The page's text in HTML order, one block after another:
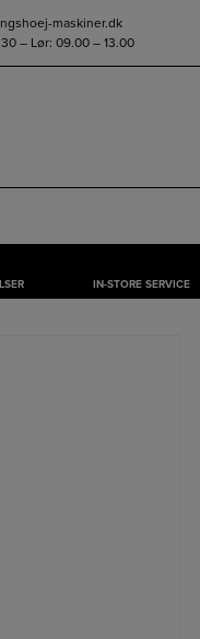
maskiner.dk
– Lør: 09.00 – 13.00
IN-STORE SERVICE